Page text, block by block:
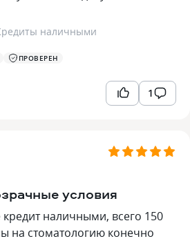
наличными
ПРОВЕРЕН
1
условия
кредит наличными, всего 150
на стоматологию конечно